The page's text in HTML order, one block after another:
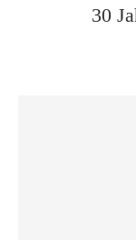
30